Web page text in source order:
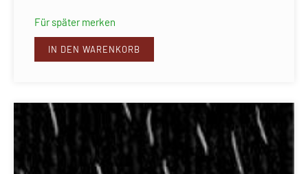
Für später merken
IN DEN WARENKORB